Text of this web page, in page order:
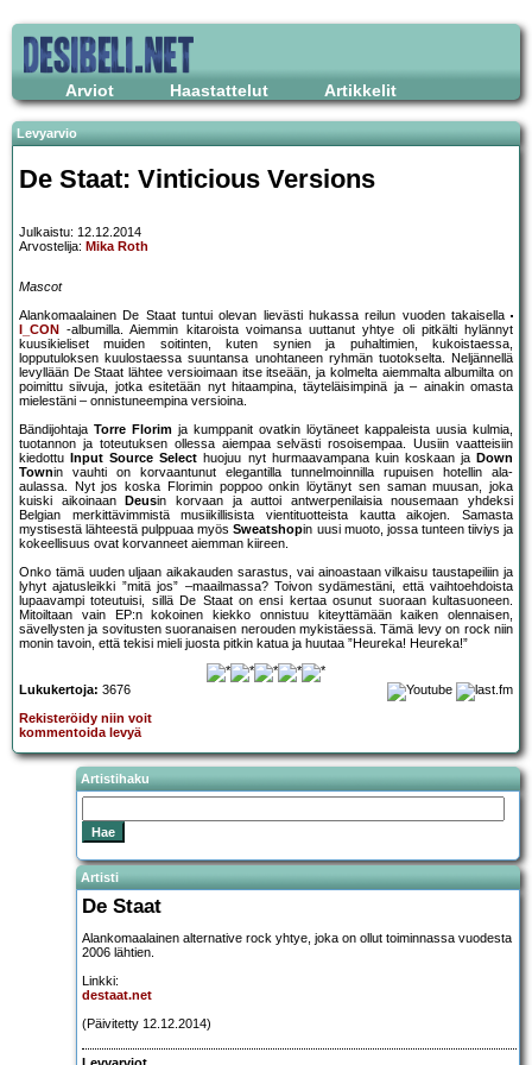
Arviot Haastattelut Artikkelit
Levyarvio
De Staat: Vinticious Versions
Julkaistu: 12.12.2014
Arvostelija: Mika Roth
Mascot
Alankomaalainen De Staat tuntui olevan lievästi hukassa reilun vuoden takaisella
I_CON
-albumilla. Aiemmin kitaroista voimansa uuttanut yhtye oli pitkälti hylännyt
kuusikieliset muiden soitinten, kuten synien ja puhaltimien, kukoistaessa,
lopputuloksen kuulostaessa suuntansa unohtaneen ryhmän tuotokselta. Neljännellä
levyllään De Staat lähtee versioimaan itse itseään, ja kolmelta aiemmalta albumilta on
poimittu siivuja, jotka esitetään nyt hitaampina, täyteläisimpinä ja – ainakin omasta
mielestäni – onnistuneempina versioina.
Bändijohtaja Torre Florim ja kumppanit ovatkin löytäneet kappaleista uusia kulmia,
tuotannon ja toteutuksen ollessa aiempaa selvästi rosoisempaa. Uusiin vaatteisiin
kiedottu
Input Source Select huojuu nyt hurmaavampana kuin koskaan ja Down
Townin vauhti on korvaantunut elegantilla tunnelmoinnilla rupuisen hotellin ala-
aulassa. Nyt jos koska Florimin poppoo onkin löytänyt sen saman muusan, joka
kuiski aikoinaan
Deusin korvaan ja auttoi antwerpenilaisia nousemaan yhdeksi
Belgian merkittävimmistä musiikillisista vientituotteista kautta aikojen. Samasta
mystisestä lähteestä pulppuaa myösSweatshopin uusi muoto, jossa tunteen tiiviys ja
kokeellisuus ovat korvanneet aiemman kiireen.
Onko tämä uuden uljaan aikakauden sarastus, vai ainoastaan vilkaisu taustapeiliin ja
lyhyt ajatusleikki ”mitä jos” –maailmassa? Toivon sydämestäni, että vaihtoehdoista
lupaavampi toteutuisi, sillä De Staat on ensi kertaa osunut suoraan kultasuoneen.
Mitoiltaan vain EP:n kokoinen kiekko onnistuu kiteyttämään kaiken olennaisen,
sävellysten ja sovitusten suoranaisen nerouden mykistäessä. Tämä levy on rock niin
monin tavoin, että tekisi mieli juosta pitkin katua ja huutaa ”Heureka! Heureka!”
Lukukertoja: 3676
Rekisteröidy niin voit
kommentoida levyä
Artistihaku
Artisti
De Staat
Alankomaalainen alternative rock yhtye, joka on ollut toiminnassa vuodesta
2006 lähtien.
Linkki:
destaat.net
(Päivitetty 12.12.2014)